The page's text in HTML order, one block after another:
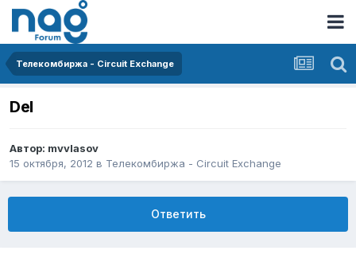
Телекомбиржа - Circuit Exchange
Del
Автор: mvvlasov
15 октября, 2012 в Телекомбиржа - Circuit Exchange
Ответить